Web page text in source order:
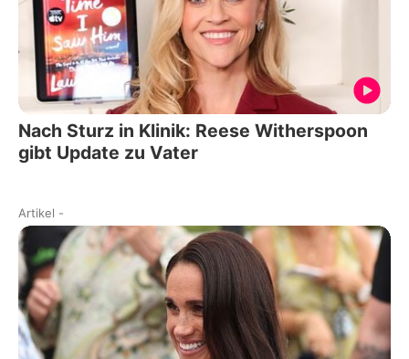
Nach Sturz in Klinik: Reese Witherspoon
gibt Update zu Vater
Artikel -